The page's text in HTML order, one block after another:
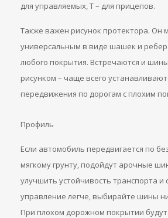
для управляемых, T – для прицепов.
Также важен рисунок протектора. Он
универсальным в виде шашек и ребер
любого покрытия. Встречаются и
рисунком – чаще всего
передвижения по дорогам с плохим
Профиль
Если автомобиль передвигается по
мягкому грунту, подойдут арочные
улучшить устойчивость транспорта и
управление легче, выбирайте шины
При плохом дорожном покрытии